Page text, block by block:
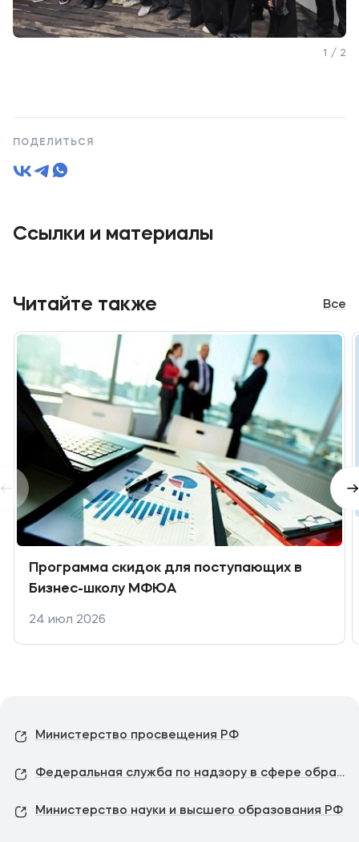
1 / 2
ПОДЕЛИТЬСЯ
Ссылки и материалы
Читайте также Все
Программа скидок для поступающих в
Бизнес-школу МФЮА
24 июл 2026
Министерство просвещения РФ
Федеральная служба по надзору в сфере образования и науки
Министерство науки и высшего образования РФ